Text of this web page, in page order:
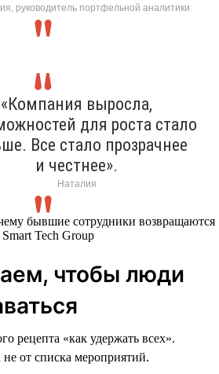
руководитель портфельной аналитики
«Компания выросла,
для роста стало
Все стало прозрачнее
и честнее».
Наталия
чтобы люди
рецепта «как удержать всех».
от списка мероприятий.